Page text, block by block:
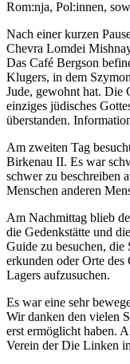
Rom:nja, Pol:innen,
Nach einer kurzen
Chevra Lomdei
Das Café Bergson
Klugers, in dem
Jude, gewohnt hat. Die
einziges jüdisches
überstanden.
Am zweiten Tag
Birkenau II. Es war
schwer zu beschreiben
Menschen anderen
Am Nachmittag blieb
die Gedenkstätte und
Guide zu besuchen, die
erkunden oder Orte des
Lagers aufzusuchen.
Es war eine sehr
Wir danken den vielen
erst ermöglicht haben.
Verein der Die Linken